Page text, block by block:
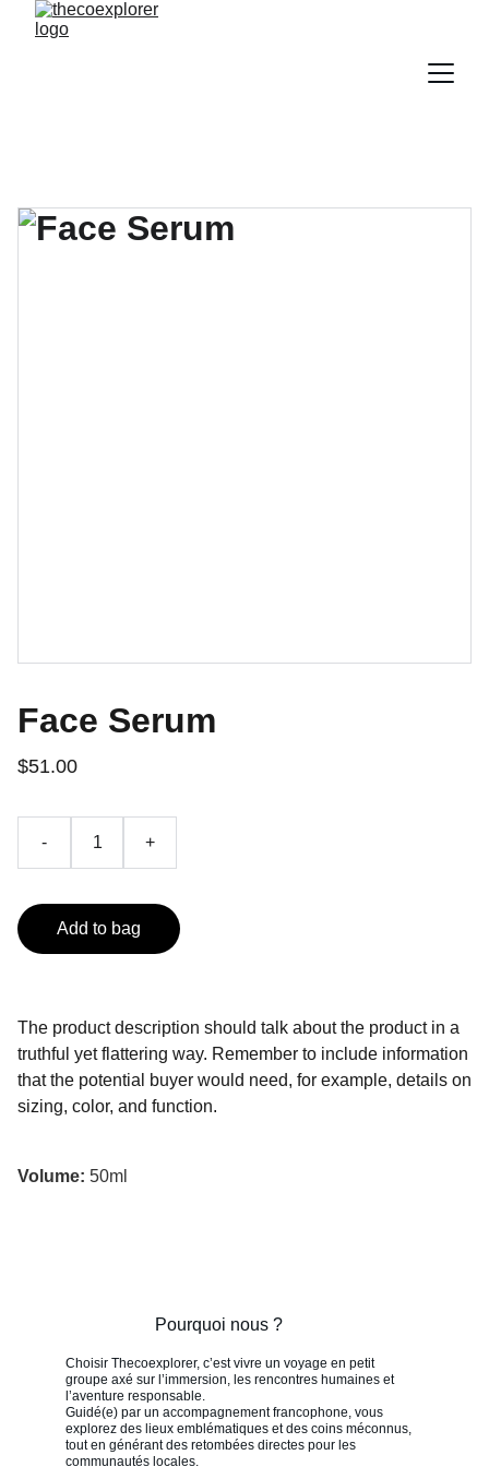
Face Serum
$51.00
- +
Add to bag
The product description should talk about the product in a
truthful yet flattering way. Remember to include information
that the potential buyer would need, for example, details on
sizing, color, and function.
Volume: 50ml
Pourquoi nous ?
Choisir Thecoexplorer, c’est vivre un voyage en petit
groupe axé sur l’immersion, les rencontres humaines et
l’aventure responsable.
Guidé(e) par un accompagnement francophone, vous
explorez des lieux emblématiques et des coins méconnus,
tout en générant des retombées directes pour les
communautés locales.